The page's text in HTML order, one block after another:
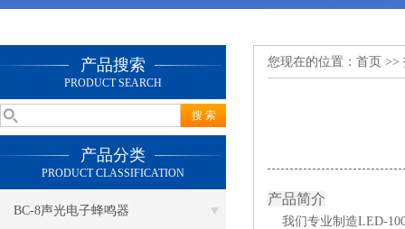
产品搜索
PRODUCT SEARCH
产品分类
PRODUCT CLASSIFICATION
BC-8声光电子蜂鸣器
您现在的位置： 首页 >>
产品简介
我们专业制造LED-